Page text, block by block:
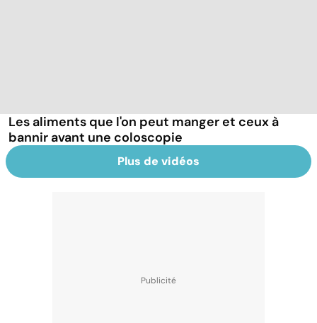
Les aliments que l'on peut manger et ceux à
bannir avant une coloscopie
Plus de vidéos